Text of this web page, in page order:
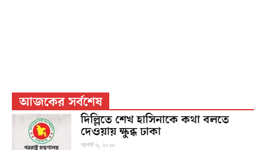
আজকের সর্বশেষ
দিল্লিতে শেখ হাসিনাকে কথা বলতে
দেওয়ায় ক্ষুব্ধ ঢাকা
আগস্ট ৬, ২০২৬